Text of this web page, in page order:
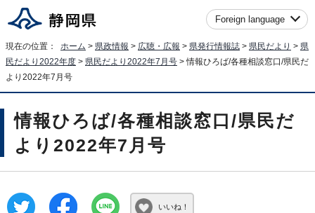
Foreign language
現在の位置： ホーム > 県政情報 > 広聴・広報 > 県発行情報誌 > 県民だより > 県
民だより2022年度 > 県民だより2022年7月号 > 情報ひろば/各種相談窓口/県民だ
より2022年7月号
情報ひろば/各種相談窓口/県民だ
より2022年7月号
いいね！